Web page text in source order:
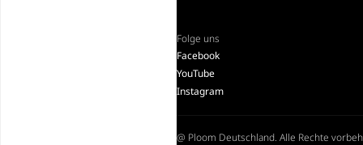
Folge uns
Facebook
YouTube
Instagram
@ Ploom Deutschland. Alle Rechte